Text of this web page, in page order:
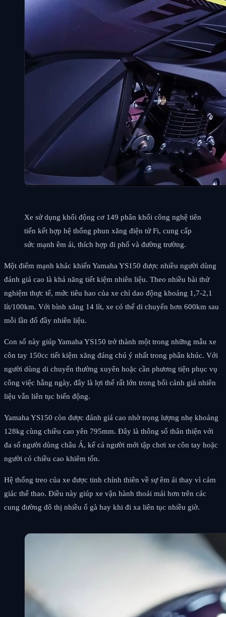
Xe sử dụng khối động cơ 149 phân khối công nghệ tiên
tiến kết hợp hệ thống phun xăng điện tử Fi, cung cấp
sức mạnh êm ái, thích hợp đi phố và đường trường.
Một điểm mạnh khác khiến Yamaha YS150 được nhiều người dùng
đánh giá cao là khả năng tiết kiệm nhiên liệu. Theo nhiều bài thử
nghiệm thực tế, mức tiêu hao của xe chỉ dao động khoảng 1,7-2,1
lít/100km. Với bình xăng 14 lít, xe có thể di chuyển hơn 600km sau
mỗi lần đổ đầy nhiên liệu.
Con số này giúp Yamaha YS150 trở thành một trong những mẫu xe
côn tay 150cc tiết kiệm xăng đáng chú ý nhất trong phân khúc. Với
người dùng di chuyển thường xuyên hoặc cần phương tiện phục vụ
công việc hằng ngày, đây là lợi thế rất lớn trong bối cảnh giá nhiên
liệu vẫn liên tục biến động.
Yamaha YS150 còn được đánh giá cao nhờ trọng lượng nhẹ khoảng
128kg cùng chiều cao yên 795mm. Đây là thông số thân thiện với
đa số người dùng châu Á, kể cả người mới tập chơi xe côn tay hoặc
người có chiều cao khiêm tốn.
Hệ thống treo của xe được tinh chỉnh thiên về sự êm ái thay vì cảm
giác thể thao. Điều này giúp xe vận hành thoải mái hơn trên các
cung đường đô thị nhiều ổ gà hay khi đi xa liên tục nhiều giờ.